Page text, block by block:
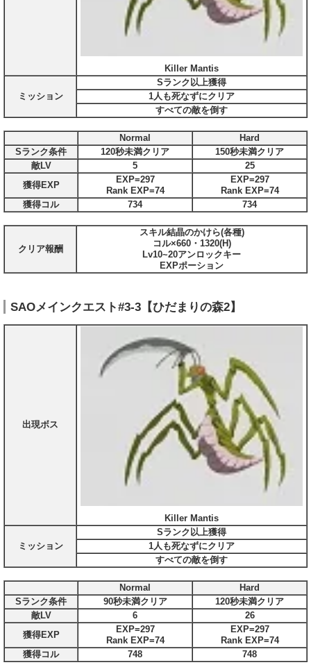
Killer Mantis
ミッション
Sランク以上獲得
1人も死なずにクリア
すべての敵を倒す
Normal
Hard
Sランク条件
120秒未満クリア
150秒未満クリア
敵LV
5
25
獲得EXP
EXP=297
Rank EXP=74
EXP=297
Rank EXP=74
獲得コル
734 734
クリア報酬
スキル結晶のかけら(各種)
コル×660・1320(H)
Lv10~20アンロックキー
EXPポーション
SAOメインクエスト#3-3【ひだまりの森2】
出現ボス
Killer Mantis
ミッション
Sランク以上獲得
1人も死なずにクリア
すべての敵を倒す
Normal
Hard
Sランク条件
90秒未満クリア
120秒未満クリア
敵LV
6
26
獲得EXP
EXP=297
Rank EXP=74
EXP=297
Rank EXP=74
獲得コル
748 748